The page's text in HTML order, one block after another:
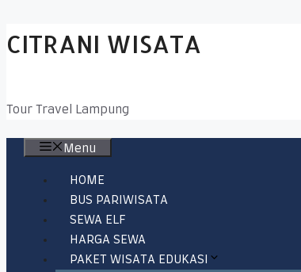
Skip
to
CITRANI WISATA
Tour Travel Lampung
Menu
HOME
BUS PARIWISATA
SEWA ELF
HARGA SEWA
PAKET WISATA EDUKASI